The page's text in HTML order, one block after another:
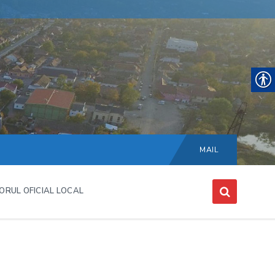
Choose
language:
MAIL
OFICIAL LOCAL